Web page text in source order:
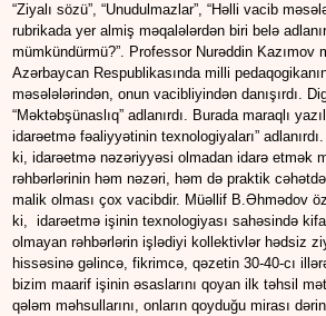
“Ziyalı sözü”, “Unudulmazlar”, “Həlli vacib
rubrikada yer almiş məqalələrdən biri belə
mümkündürmü?”. Professor Nurəddin Kazımov
Azərbaycan Respublikasında milli
məsələlərindən, onun vacibliyindən danışırdı.
“Məktəbşünaslıq” adlanırdı. Burada maraqlı
idarəetmə fəaliyyətinin texnologiyaları”
ki, idarəetmə nəzəriyyəsi olmadan idarə etmək
rəhbərlərinin həm nəzəri, həm də praktik
malik olması çox vacibdir. Müəllif B.Əhmədov
ki, idarəetmə işinin texnologiyası sahəsində
olmayan rəhbərlərin işlədiyi kollektivlər hədsiz
hissəsinə gəlincə, fikrimcə, qəzetin 30-40-cı
bizim maarif işinin əsaslarını qoyan ilk təhsil
qələm məhsullarını, onların qoyduğu mirası